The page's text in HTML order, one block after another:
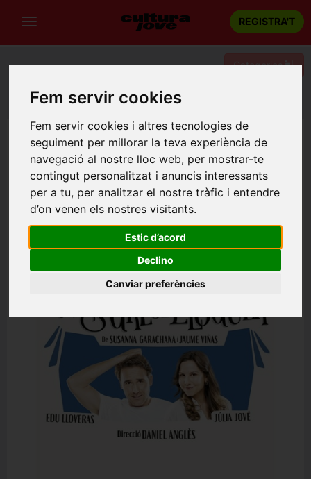
Fem servir cookies
Fem servir cookies i altres tecnologies de
seguiment per millorar la teva experiència de
navegació al nostre lloc web, per mostrar-te
contingut personalitzat i anuncis interessants
per a tu, per analitzar el nostre tràfic i entendre
d’on venen els nostres visitants.
Estic d’acord
Declino
Canviar preferències
REGISTRA'T
Categories
Portada Teatre Barcelona UN SOGRE DE LLOGUER